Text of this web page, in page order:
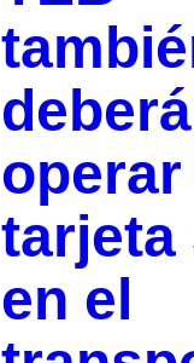
deberá
tarjeta
en el